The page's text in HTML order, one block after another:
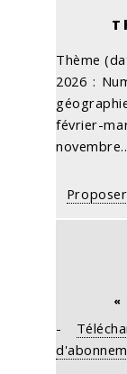
Thème
2026 :
février-
«
-